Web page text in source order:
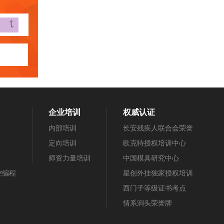
编程
企业培训
内部培训
定向培训
师资力量培训
权威认证
长安残疾人联合会荣誉
欧克特授权培训中心
中国模具研究中心
星创外挂独家授权培训
西门子等级证书考点
情系涧头荣誉牌